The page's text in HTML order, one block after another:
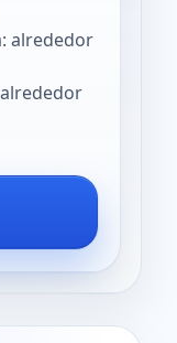
alrededor